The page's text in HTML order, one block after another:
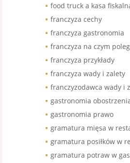
food truck a kasa
franczyza cechy
franczyza gastronomia
franczyza na czym
franczyza przykłady
franczyza wady i zalety
franczyzodawca wady i
gastronomia
gastronomia prawo
gramatura mięsa w
gramatura posiłków w
gramatura potraw w